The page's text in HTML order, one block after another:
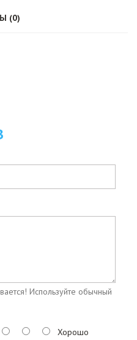
(0)
Используйте обычный
Хорошо